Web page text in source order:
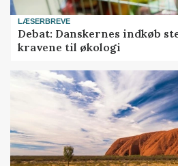
LÆSERBREVE
Debat: Danskernes indkøb
kravene til økologi